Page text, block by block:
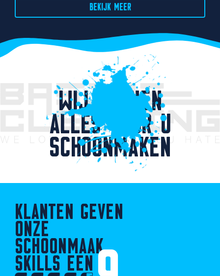
BEKIJK MEER
WIJ KUNNEN
ALLES VOOR U
SCHOONMAKEN
KLANTEN GEVEN
ONZE
SCHOONMAAK
SKILLS EEN